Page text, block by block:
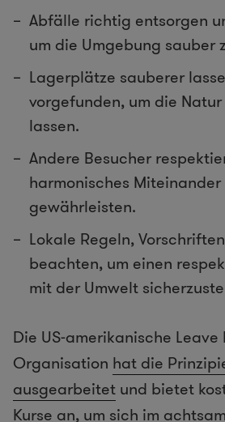
Abfälle richtig entsorgen
um die Umgebung sauber
Lagerplätze sauberer
vorgefunden, um die
lassen.
Andere Besucher
harmonisches Miteinander
gewährleisten.
Lokale Regeln,
beachten, um einen
mit der Umwelt
Die US-amerikanische Leave
Organisation hat die
ausgearbeitet und bietet
Kurse an, um sich im